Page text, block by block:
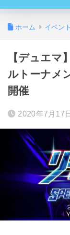
ホーム イベン
【デュエマ
ルトーナメ
開催
2020年7月17日